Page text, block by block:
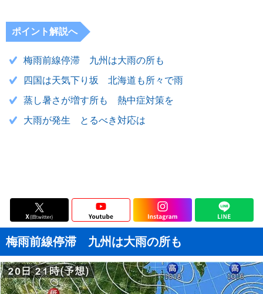
ポイント解説へ
梅雨前線停滞 九州は大雨の所も
四国は天気下り坂 北海道も所々で雨
蒸し暑さが増す所も 熱中症対策を
大雨が発生 とるべき対応は
梅雨前線停滞 九州は大雨の所も